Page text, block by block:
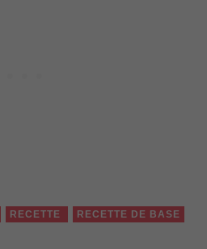
RECETTE RECETTE DE BASE